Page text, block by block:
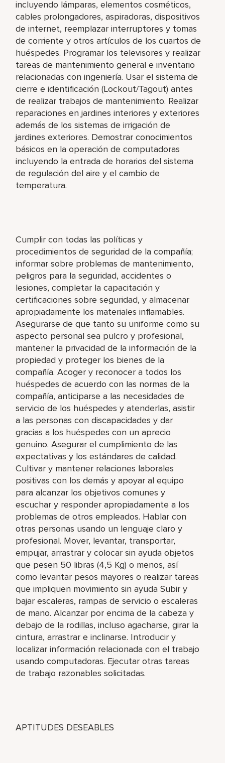
incluyendo lámparas, elementos cosméticos,
cables prolongadores, aspiradoras, dispositivos
de internet, reemplazar interruptores y tomas
de corriente y otros artículos de los cuartos de
huéspedes. Programar los televisores y realizar
tareas de mantenimiento general e inventario
relacionadas con ingeniería. Usar el sistema de
cierre e identificación (Lockout/Tagout) antes
de realizar trabajos de mantenimiento. Realizar
reparaciones en jardines interiores y exteriores
además de los sistemas de irrigación de
jardines exteriores. Demostrar conocimientos
básicos en la operación de computadoras
incluyendo la entrada de horarios del sistema
de regulación del aire y el cambio de
temperatura.
Cumplir con todas las políticas y
procedimientos de seguridad de la compañía;
informar sobre problemas de mantenimiento,
peligros para la seguridad, accidentes o
lesiones, completar la capacitación y
certificaciones sobre seguridad, y almacenar
apropiadamente los materiales inflamables.
Asegurarse de que tanto su uniforme como su
aspecto personal sea pulcro y profesional,
mantener la privacidad de la información de la
propiedad y proteger los bienes de la
compañía. Acoger y reconocer a todos los
huéspedes de acuerdo con las normas de la
compañía, anticiparse a las necesidades de
servicio de los huéspedes y atenderlas, asistir
a las personas con discapacidades y dar
gracias a los huéspedes con un aprecio
genuino. Asegurar el cumplimiento de las
expectativas y los estándares de calidad.
Cultivar y mantener relaciones laborales
positivas con los demás y apoyar al equipo
para alcanzar los objetivos comunes y
escuchar y responder apropiadamente a los
problemas de otros empleados. Hablar con
otras personas usando un lenguaje claro y
profesional. Mover, levantar, transportar,
empujar, arrastrar y colocar sin ayuda objetos
que pesen 50 libras (4,5 Kg) o menos, así
como levantar pesos mayores o realizar tareas
que impliquen movimiento sin ayuda Subir y
bajar escaleras, rampas de servicio o escaleras
de mano. Alcanzar por encima de la cabeza y
debajo de la rodillas, incluso agacharse, girar la
cintura, arrastrar e inclinarse. Introducir y
localizar información relacionada con el trabajo
usando computadoras. Ejecutar otras tareas
de trabajo razonables solicitadas.
APTITUDES DESEABLES